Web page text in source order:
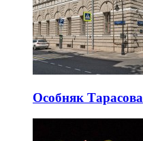
Особняк Тарасова